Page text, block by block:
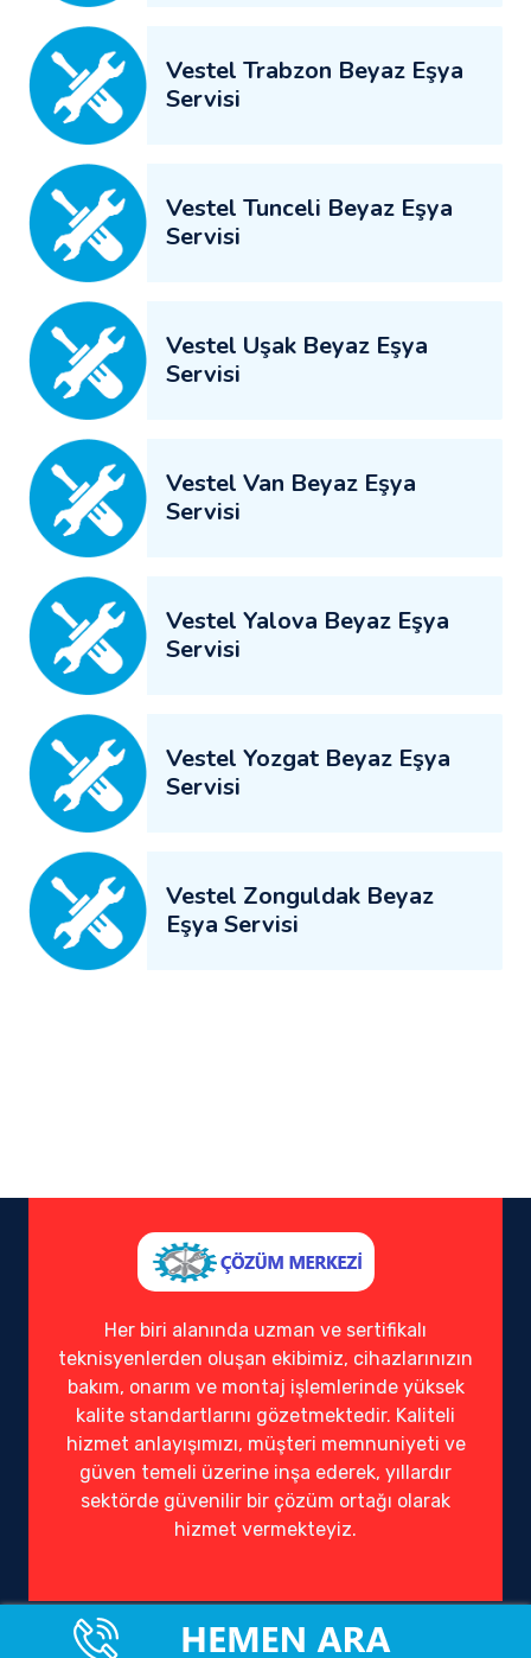
Vestel Trabzon Beyaz Eşya
Servisi
Vestel Tunceli Beyaz Eşya
Servisi
Vestel Uşak Beyaz Eşya
Servisi
Vestel Van Beyaz Eşya
Servisi
Vestel Yalova Beyaz Eşya
Servisi
Vestel Yozgat Beyaz Eşya
Servisi
Vestel Zonguldak Beyaz
Eşya Servisi
Her biri alanında uzman ve sertifikalı
teknisyenlerden oluşan ekibimiz, cihazlarınızın
bakım, onarım ve montaj işlemlerinde yüksek
kalite standartlarını gözetmektedir. Kaliteli
hizmet anlayışımızı, müşteri memnuniyeti ve
güven temeli üzerine inşa ederek, yıllardır
sektörde güvenilir bir çözüm ortağı olarak
hizmet vermekteyiz.